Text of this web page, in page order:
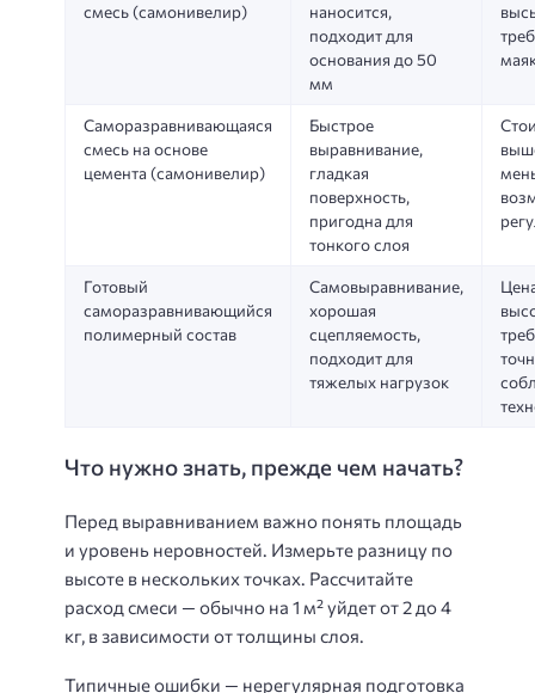
смесь (самонивелир)
наносится,
подходит для
основания до 50
мм
Саморазравнивающаяся
смесь на основе
цемента (самонивелир)
Быстрое
выравнивание,
гладкая
поверхность,
пригодна для
тонкого слоя
Готовый
саморазравнивающийся
полимерный состав
Самовыравнивание,
хорошая
сцепляемость,
подходит для
тяжелых нагрузок
Что нужно знать, прежде чем начать?
Перед выравниванием важно понять площадь
и уровень неровностей. Измерьте разницу по
высоте в нескольких точках. Рассчитайте
расход смеси — обычно на 1 м² уйдет от 2 до 4
кг, в зависимости от толщины слоя.
Типичные ошибки — нерегулярная подготовка